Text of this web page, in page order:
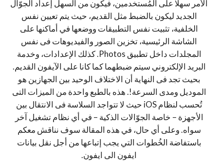
الأمر سهلًا على المُستخدمين، فيكون من السهل إعداد الجوّال
الجديد ليكون بالضبط مثل القديم، حيث يتم تعيين نفس
الخلفية، تثبيت نفس التطبيقات ووضعها في أماكنها على
الشاشة الرئيسية، تخزين الصور والفيديوهات فى نفس
المجلدات داخل تطبيق Photos. كذلك الإعدادات، وخدمة
البريد الإلكتروني سيتم ضبطهما كما كانا على الآيفون القديم.
بحيث تجد فى النهاية أن الاختلاف الوحيد بين الجهازين هو
الموديل ومدى السرعة!. هذه بالطبع واحدة من الميزات التى
تُحسب لنظام iOS حيث لا تتواجد السلاسة فى الانتقال بين
الأجهزة – خاصة الجوّالات الذكية – في أي نظام تشغيل آخر
سواه. وعلى أي حال، في هذه المقالة سوف نناقش معكم
باستفاضة الخُطوات التي يجب إتباعها من أجل نقل بيانات
ايفون الى ايفون.